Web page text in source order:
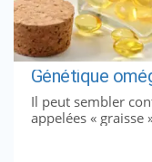
Génétique
Il peut sembler
appelées « graisse